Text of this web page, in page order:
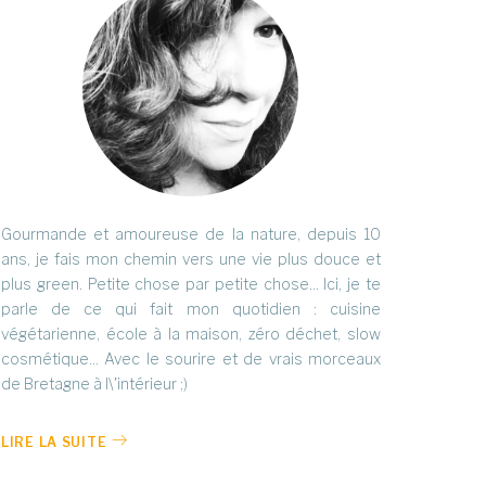
Gourmande et amoureuse de la nature, depuis 10
ans, je fais mon chemin vers une vie plus douce et
plus green. Petite chose par petite chose... Ici, je te
parle de ce qui fait mon quotidien : cuisine
végétarienne, école à la maison, zéro déchet, slow
cosmétique... Avec le sourire et de vrais morceaux
de Bretagne à l\'intérieur ;)
LIRE LA SUITE